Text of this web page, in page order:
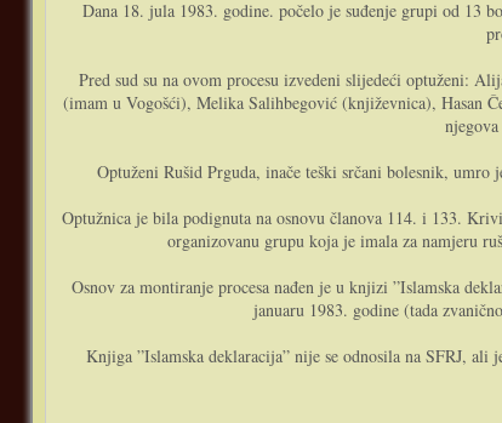
Dana 18. jula 1983. godine. počelo je suđenje grupi od 13
Pred sud su na ovom procesu izvedeni slijedeći optuženi:
(imam u Vogošći), Melika Salihbegović (književnica), Hasan
Optuženi Rušid Prguda, inače teški srčani bolesnik,
Optužnica je bila podignuta na osnovu članova 114. i 133.
organizovanu grupu koja je imala za namjeru
Osnov za montiranje procesa nađen je u knjizi ”Islamska
januaru 1983. godine (tada
Knjiga ”Islamska deklaracija” nije se odnosila na SFRJ,